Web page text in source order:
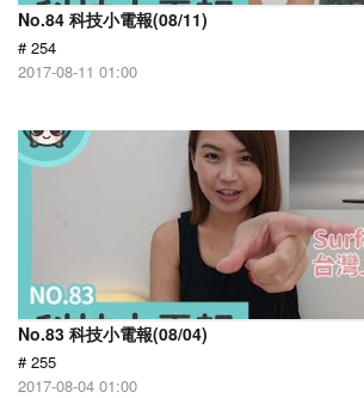
No.84 科技小電報(08/11)
# 254
2017-08-11 01:00
No.83 科技小電報(08/04)
# 255
2017-08-04 01:00